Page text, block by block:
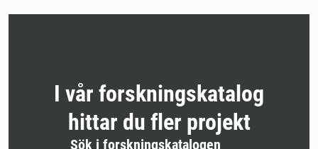
I vår forskningskatalog
hittar du fler projekt
Sök i forskningskatalogen